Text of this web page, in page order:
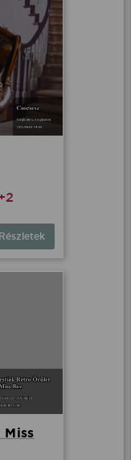
Részletek